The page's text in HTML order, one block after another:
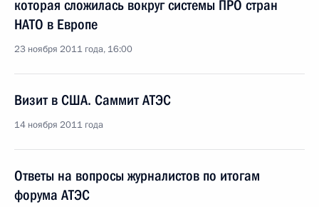
которая сложилась вокруг системы ПРО стран
НАТО в Европе
23 ноября 2011 года, 16:00
Визит в США. Саммит АТЭС
14 ноября 2011 года
Ответы на вопросы журналистов по итогам
форума АТЭС